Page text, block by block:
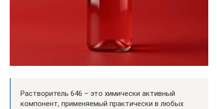
Растворитель 646 – это химически активный
компонент, применяемый практически в любых